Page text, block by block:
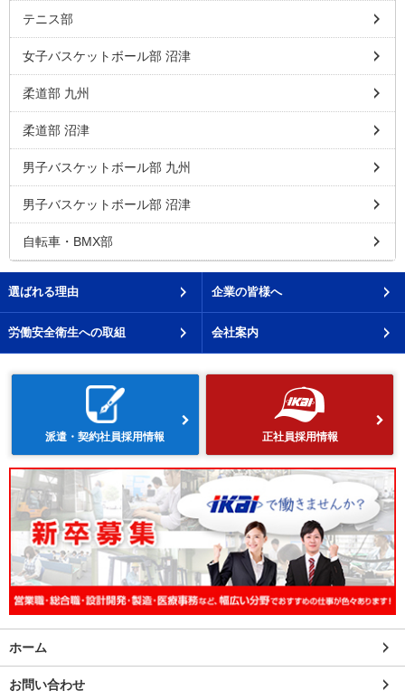
テニス部
女子バスケットボール部 沼津
柔道部 九州
柔道部 沼津
男子バスケットボール部 九州
男子バスケットボール部 沼津
自転車・BMX部
選ばれる理由 企業の皆様へ
労働安全衛生への取組 会社案内
派遣・契約社員採用情報 正社員採用情報
ホーム
お問い合わせ